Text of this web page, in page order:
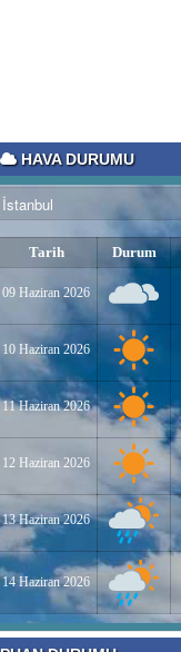
Bir Derviş
Kadın
mi?
Tarık Sharabaty
Yapay Zeka ve
Esenlerin Ablası
BAŞARILI
Sümeyye KAYA
Miraç Gecesi
Muhammed
Hamburgun
HAVA DURUMU
Tarih Durum
09 Haziran 2026
10 Haziran 2026
11 Haziran 2026
12 Haziran 2026
13 Haziran 2026
14 Haziran 2026